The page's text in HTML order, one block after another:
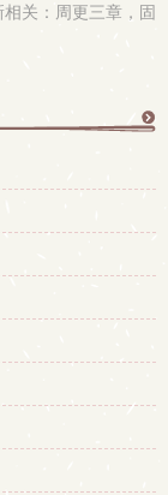
关：周更三章，固